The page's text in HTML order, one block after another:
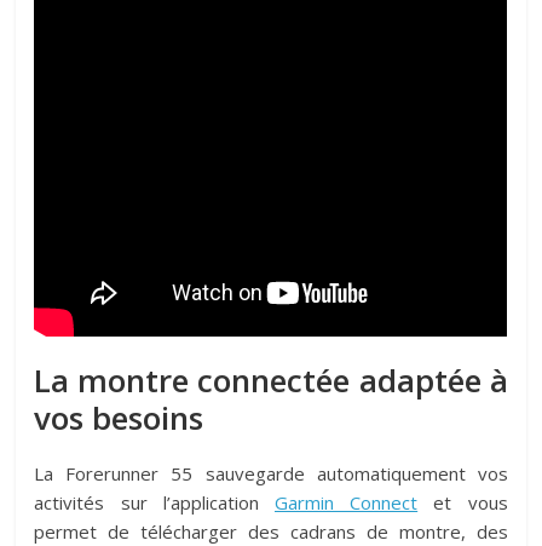
La montre connectée adaptée à
vos besoins
La Forerunner 55 sauvegarde automatiquement vos
activités sur l’application Garmin Connect et vous
permet de télécharger des cadrans de montre, des